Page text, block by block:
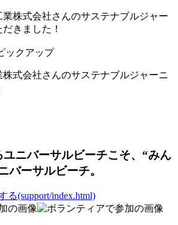
ックアップ
株式会社さんのサステナブルジャーニ
ユニバーサルビーチこそ、“みん
バーサルビーチ。
る(support/index.html)